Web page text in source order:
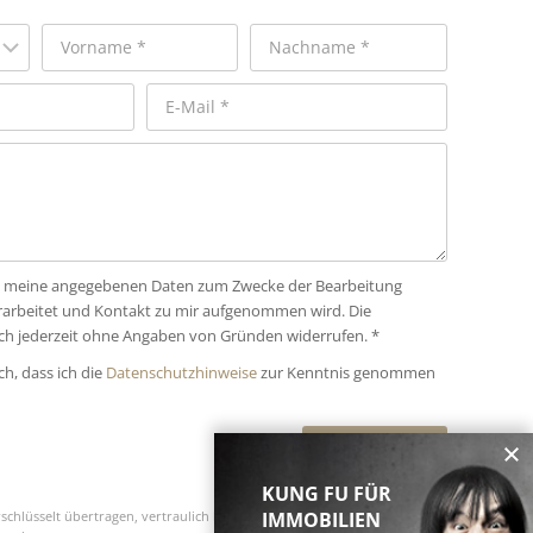
meine angegebenen Daten zum Zwecke der Bearbeitung
und Kontakt zu mir aufgenommen wird. Die
jederzeit ohne Angaben von Gründen widerrufen. *
dass ich die Datenschutzhinweisezur Kenntnis genommen
übertragen, vertraulich behandelt und
* Pflichtfelder
KUNG FU FÜR
IMMOBILIEN